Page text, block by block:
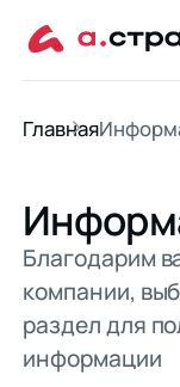
Главная
Благодарим
компании,
раздел для
информации